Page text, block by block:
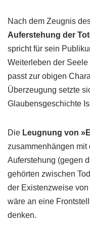
Nach dem Zeugnis
Auferstehung der
spricht für sein
Weiterleben der
passt zur obigen
Überzeugung setzte
Glaubensgeschichte
Die Leugnung von
zusammenhängen
Auferstehung (gegen
gehörten zwischen
der Existenzweise
wäre an eine
denken.